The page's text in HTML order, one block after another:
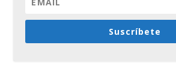
Suscríbete